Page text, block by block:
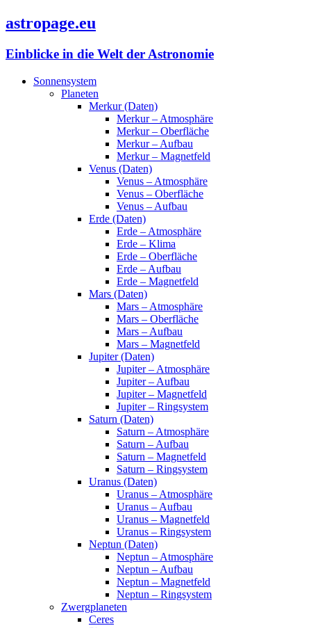
astropage.eu
Einblicke in die Welt der Astronomie
Sonnensystem
Planeten
Merkur (Daten)
Merkur – Atmosphäre
Merkur – Oberfläche
Merkur – Aufbau
Merkur – Magnetfeld
Venus (Daten)
Venus – Atmosphäre
Venus – Oberfläche
Venus – Aufbau
Erde (Daten)
Erde – Atmosphäre
Erde – Klima
Erde – Oberfläche
Erde – Aufbau
Erde – Magnetfeld
Mars (Daten)
Mars – Atmosphäre
Mars – Oberfläche
Mars – Aufbau
Mars – Magnetfeld
Jupiter (Daten)
Jupiter – Atmosphäre
Jupiter – Aufbau
Jupiter – Magnetfeld
Jupiter – Ringsystem
Saturn (Daten)
Saturn – Atmosphäre
Saturn – Aufbau
Saturn – Magnetfeld
Saturn – Ringsystem
Uranus (Daten)
Uranus – Atmosphäre
Uranus – Aufbau
Uranus – Magnetfeld
Uranus – Ringsystem
Neptun (Daten)
Neptun – Atmosphäre
Neptun – Aufbau
Neptun – Magnetfeld
Neptun – Ringsystem
Zwergplaneten
Ceres